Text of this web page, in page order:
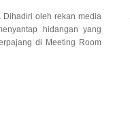
Dihadiri oleh rekan media
hidangan yang
di Meeting Room